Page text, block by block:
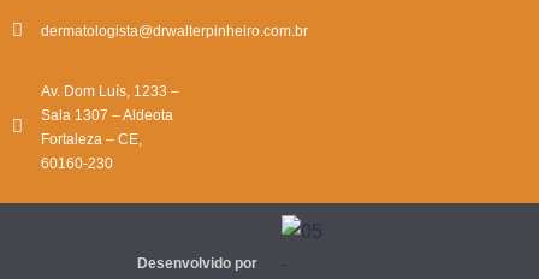
dermatologista@drwalterpinheiro.com.br
Av. Dom Luís, 1233 –
Sala 1307 – Aldeota
Fortaleza – CE,
60160-230
Desenvolvido por